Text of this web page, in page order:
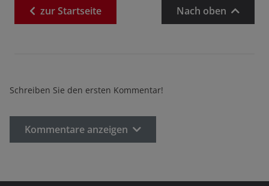
zurStartseite Nach oben
Schreiben Sie den ersten Kommentar!
Kommentare anzeigen